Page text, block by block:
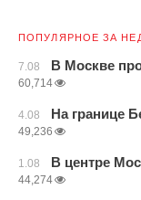
ПОПУЛЯРНОЕ ЗА
7.08 В Москве
60,714
4.08 На границе
49,236
1.08 В центре
44,274